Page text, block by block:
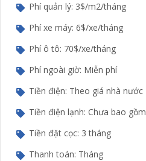
Phí quản lý: 3$/m2/tháng
Phí xe máy: 6$/xe/tháng
Phí ô tô: 70$/xe/tháng
Phí ngoài giờ: Miễn phí
Tiền điện: Theo giá nhà nước
Tiền điện lạnh: Chưa bao gồm
Tiền đặt cọc: 3 tháng
Thanh toán: Tháng